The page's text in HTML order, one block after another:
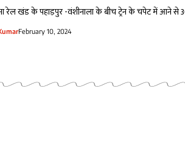
रेल खंड के पहाड़पुर -वंशीनाला के बीच ट्रेन के चपेट में आने से
February 10, 2024